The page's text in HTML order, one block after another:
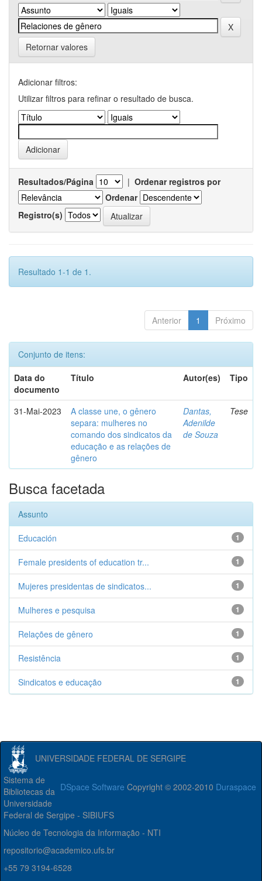
Retornar valores
Adicionar filtros:
Utilizar filtros para refinar o resultado de busca.
Resultados/Página | Ordenar registros por
Ordenar
Registro(s)
Resultado 1-1 de 1.
Anterior 1 Próximo
Conjunto de itens:
Data do
documento
Título Autor(es) Tipo
31-Mai-2023
A classe une, o gênero
separa: mulheres no
comando dos sindicatos da
educação e as relações de
gênero
Dantas,
Adenilde
de Souza
Tese
Busca facetada
Assunto
1
Educación
1
Female presidents of education tr...
1
Mujeres presidentas de sindicatos...
1
Mulheres e pesquisa
1
Relações de gênero
1
Resistência
1
Sindicatos e educação
UNIVERSIDADE FEDERAL DE SERGIPE
DSpace Software Copyright © 2002-2010 Duraspace
Sistema de
Bibliotecas da
Universidade
Federal de Sergipe - SIBIUFS
Núcleo de Tecnologia da Informação - NTI
repositorio@academico.ufs.br
+55 79 3194-6528